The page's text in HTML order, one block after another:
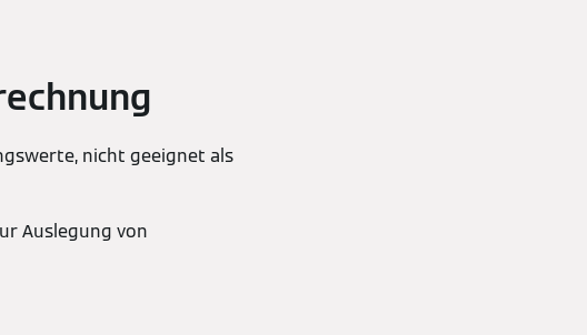
nicht geeignet als
Auslegung von